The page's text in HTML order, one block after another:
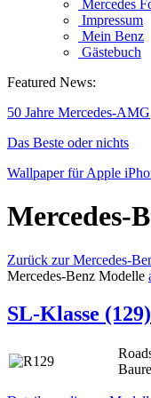
Mercedes
Impressum
Mein Benz
Gästebuch
Featured News:
50 Jahre Mercedes-AMG
Das Beste oder nichts
Wallpaper für Apple
Mercedes-
Zurück zur Mercedes-
Mercedes-Benz Modelle
SL-Klasse (129)